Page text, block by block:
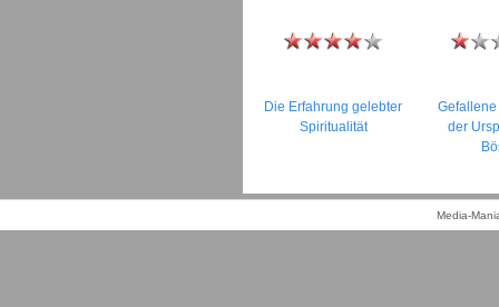
Die Erfahrung gelebter
Spiritualität
der
Media-